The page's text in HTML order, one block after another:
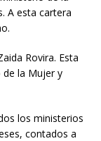
A esta cartera
Rovira. Esta
la Mujer y
los ministerios
contados a